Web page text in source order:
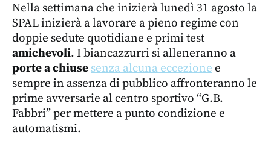
Nella settimana che inizierà lunedì 31 agosto la
SPAL inizierà a lavorare a pieno regime con
doppie sedute quotidiane e primi test
amichevoli. I biancazzurri si alleneranno a
porte a chiuse senza alcuna eccezione e
sempre in assenza di pubblico affronteranno le
prime avversarie al centro sportivo “G.B.
Fabbri” per mettere a punto condizione e
automatismi.